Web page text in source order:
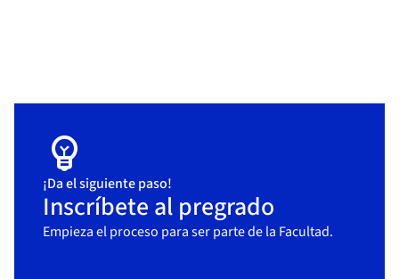
ponte en contacto con nuestro equipo.
emoji_objects
¡Da el siguiente paso!
Inscríbete al pregrado
Empieza el proceso para ser parte de la Facultad.